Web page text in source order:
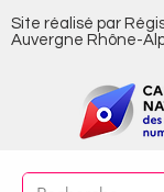
Site réalisé par
Auvergne Rhône-